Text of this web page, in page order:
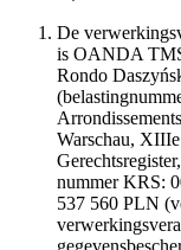
De
is OANDA
Rondo
Warschau,
nummer KRS:
537 560 PLN